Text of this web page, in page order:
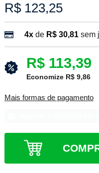
R$ 123,25
4xde R$ 30,81 sem
R$ 113,39
Economize R$ 9,86
Mais formas de pagamento